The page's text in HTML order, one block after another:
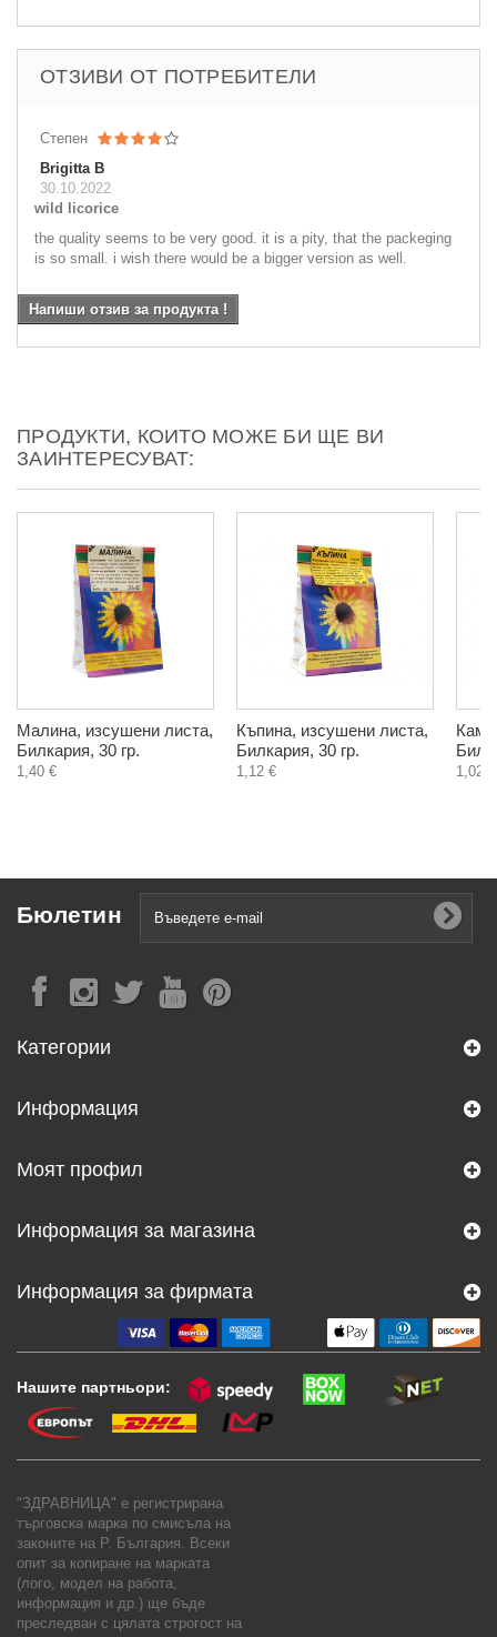
ОТЗИВИ ОТ ПОТРЕБИТЕЛИ
Степен
Brigitta B
30.10.2022
wild licorice
the quality seems to be very good. it is a pity, that the packeging
is so small. i wish there would be a bigger version as well.
Напиши отзив за продукта !
ПРОДУКТИ, КОИТО МОЖЕ БИ ЩЕ ВИ
ЗАИНТЕРЕСУВАТ:
Малина, изсушени листа,
Билкария, 30 гр.
1,40 €
Къпина, изсушени листа,
Билкария, 30 гр.
1,12 € 1,02 €
Бюлетин
Категории
Информация
Моят профил
Информация за магазина
Информация за фирмата
Нашите партньори:
"ЗДРАВНИЦА" е регистрирана
търговска марка по смисъла на
законите на Р. България. Всеки
опит за копиране на марката
(лого, модел на работа,
информация и др.) ще бъде
преследван с цялата строгост на